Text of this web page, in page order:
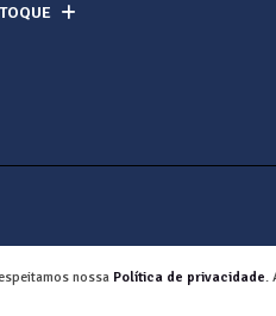
nossa Política de privacidade.